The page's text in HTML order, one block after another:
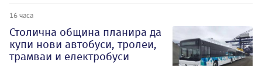
16 часа
Столична община планира да
купи нови автобуси, тролеи,
трамваи и електробуси